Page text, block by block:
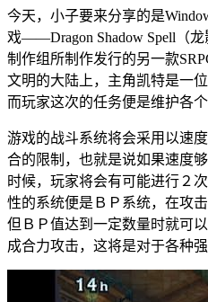
今天，小子要来分享的是
戏——Dragon Shadow Spell（龙
制作组所制作发行的另一款
文明的大陆上，主角凯特是一
而玩家这次的任务便是维护各个
游戏的战斗系统将会采用以速
合的限制，也就是说如果速度
时候，玩家将会有可能进行２
性的系统便是ＢＰ系统，在攻
但ＢＰ值达到一定数量时就可
成合力攻击，这将是对于各种